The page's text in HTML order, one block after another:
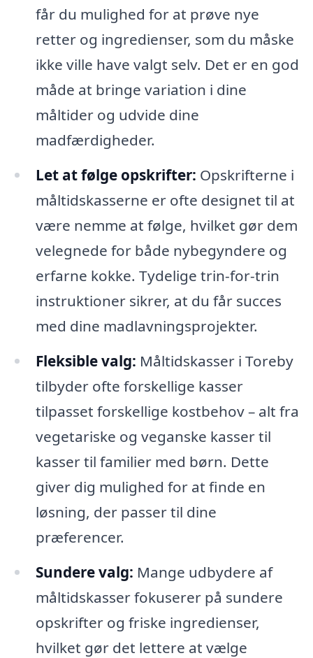
får du mulighed for at prøve nye
retter og ingredienser, som du måske
ikke ville have valgt selv. Det er en god
måde at bringe variation i dine
måltider og udvide dine
madfærdigheder.
Let at følge opskrifter: Opskrifterne i
måltidskasserne er ofte designet til at
være nemme at følge, hvilket gør dem
velegnede for både nybegyndere og
erfarne kokke. Tydelige trin-for-trin
instruktioner sikrer, at du får succes
med dine madlavningsprojekter.
Fleksible valg: Måltidskasser i Toreby
tilbyder ofte forskellige kasser
tilpasset forskellige kostbehov – alt fra
vegetariske og veganske kasser til
kasser til familier med børn. Dette
giver dig mulighed for at finde en
løsning, der passer til dine
præferencer.
Sundere valg: Mange udbydere af
måltidskasser fokuserer på sundere
opskrifter og friske ingredienser,
hvilket gør det lettere at vælge